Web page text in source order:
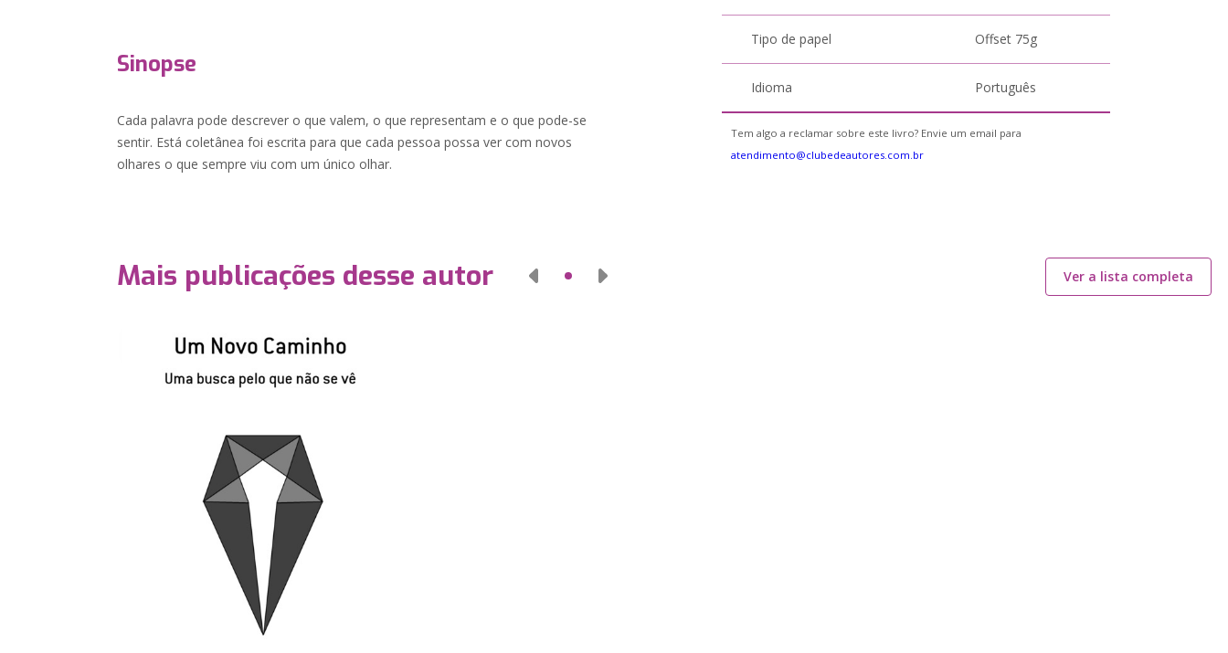
Sinopse
Cada palavra pode descrever o que valem, o que representam e o que pode-se
sentir. Está coletânea foi escrita para que cada pessoa possa ver com novos
olhares o que sempre viu com um único olhar.
Tipo de papel Offset 75g
Idioma Português
Tem algo a reclamar sobre este livro? Envie um email para
atendimento@clubedeautores.com.br
Mais publicações desse autor Ver a lista completa